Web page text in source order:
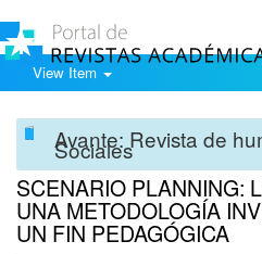
View Item
Avante: Revista de
Sociales
SCENARIO PLANNING:
UNA METODOLOGÍA
UN FIN PEDAGÓGICA